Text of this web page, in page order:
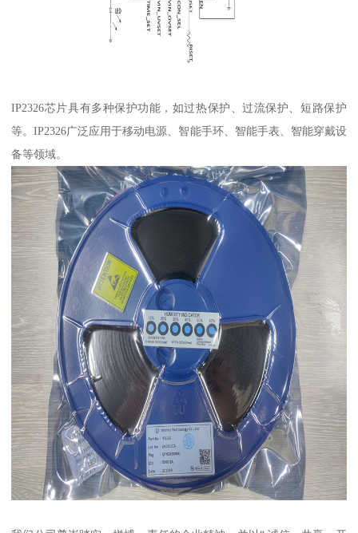
IP2326芯片具有多种保护功能，如过热保护、过流保护、短路保护
等。IP2326广泛应用于移动电源、智能手环、智能手表、智能穿戴设
备等领域。